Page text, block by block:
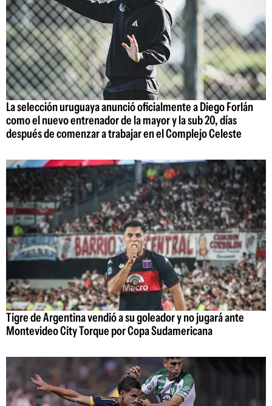
La selección uruguaya anunció oficialmente a Diego Forlán
como el nuevo entrenador de la mayor y la sub 20, días
después de comenzar a trabajar en el Complejo Celeste
Tigre de Argentina vendió a su goleador y no jugará ante
Montevideo City Torque por Copa Sudamericana